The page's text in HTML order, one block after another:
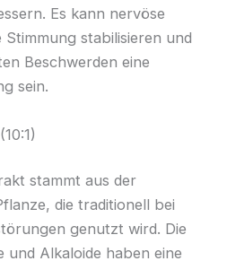
Es kann nervöse
stabilisieren und
Beschwerden eine
sein.
stammt aus der
die traditionell bei
genutzt wird. Die
und Alkaloide haben eine